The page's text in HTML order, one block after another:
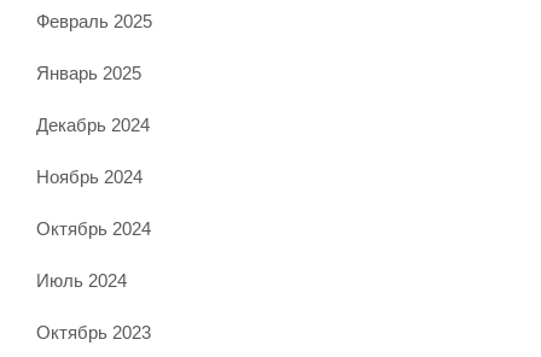
Февраль 2025
Январь 2025
Декабрь 2024
Ноябрь 2024
Октябрь 2024
Июль 2024
Октябрь 2023